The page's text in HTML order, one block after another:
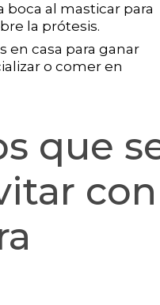
boca al masticar para
la prótesis.
en casa para ganar
o comer en
que
con